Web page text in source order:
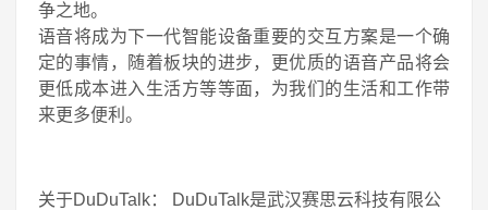
争之地。
语音将成为下一代智能设备重要的交互方案是一个确
定的事情，随着板块的进步，更优质的语音产品将会
更低成本进入生活方等等面，为我们的生活和工作带
来更多便利。
关于DuDuTalk： DuDuTalk是武汉赛思云科技有限公